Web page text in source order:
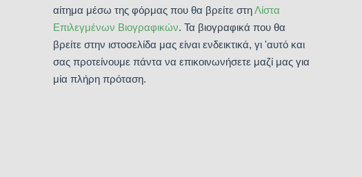
αίτημα μέσω της φόρμας που θα βρείτε στηΛίστα
Επιλεγμένων Βιογραφικών. Τα βιογραφικά που θα
βρείτε στην ιστοσελίδα μας είναι ενδεικτικά, γι 'αυτό και
σας προτείνουμε πάντα να επικοινωνήσετε μαζί μας για
μία πλήρη πρόταση.